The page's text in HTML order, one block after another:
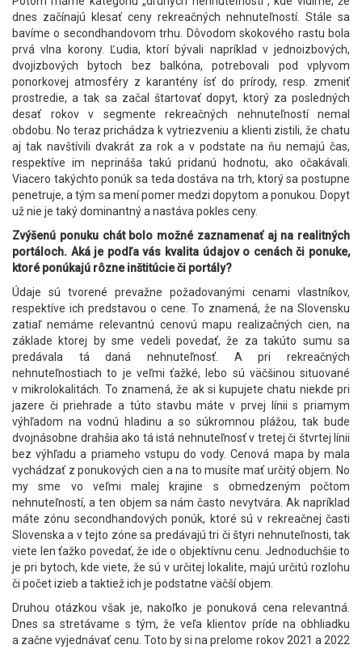
dnes začínajú klesať ceny rekreačných nehnuteľností. Stále sa
bavíme o secondhandovom trhu. Dôvodom skokového rastu bola
prvá vlna korony. Ľudia, ktorí bývali napríklad v jednoizbových,
dvojizbových bytoch bez balkóna, potrebovali pod vplyvom
ponorkovej atmosféry z karantény ísť do prírody, resp. zmeniť
prostredie, a tak sa začal štartovať dopyt, ktorý za posledných
desať rokov v segmente rekreačných nehnuteľností nemal
obdobu. No teraz prichádza k vytriezveniu a klienti zistili, že chatu
aj tak navštívili dvakrát za rok a v podstate na ňu nemajú čas,
respektíve im neprináša takú pridanú hodnotu, ako očakávali.
Viacero takýchto ponúk sa teda dostáva na trh, ktorý sa postupne
penetruje, a tým sa mení pomer medzi dopytom a ponukou. Dopyt
už nie je taký dominantný a nastáva pokles ceny.
Zvýšenú ponuku chát bolo možné zaznamenať aj na realitných
portáloch. Aká je podľa vás kvalita údajov o cenách či ponuke,
ktoré ponúkajú rôzne inštitúcie či portály?
Údaje sú tvorené prevažne požadovanými cenami vlastníkov,
respektíve ich predstavou o cene. To znamená, že na Slovensku
zatiaľ nemáme relevantnú cenovú mapu realizačných cien, na
základe ktorej by sme vedeli povedať, že za takúto sumu sa
predávala tá daná nehnuteľnosť. A pri rekreačných
nehnuteľnostiach to je veľmi ťažké, lebo sú väčšinou situované
v mikrolokalitách. To znamená, že ak si kupujete chatu niekde pri
jazere či priehrade a túto stavbu máte v prvej línii s priamym
výhľadom na vodnú hladinu a so súkromnou plážou, tak bude
dvojnásobne drahšia ako tá istá nehnuteľnosť v tretej či štvrtej línii
bez výhľadu a priameho vstupu do vody. Cenová mapa by mala
vychádzať z ponukových cien a na to musíte mať určitý objem. No
my sme vo veľmi malej krajine s obmedzeným počtom
nehnuteľností, a ten objem sa nám často nevytvára. Ak napríklad
máte zónu secondhandových ponúk, ktoré sú v rekreačnej časti
Slovenska a v tejto zóne sa predávajú tri či štyri nehnuteľnosti, tak
viete len ťažko povedať, že ide o objektívnu cenu. Jednoduchšie to
je pri bytoch, kde viete, že sú v určitej lokalite, majú určitú rozlohu
či počet izieb a taktiež ich je podstatne väčší objem.
Druhou otázkou však je, nakoľko je ponuková cena relevantná.
Dnes sa stretávame s tým, že veľa klientov príde na obhliadku
a začne vyjednávať cenu. Toto by si na prelome rokov 2021 a 2022